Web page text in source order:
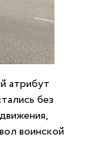
атрибут
без
воинской